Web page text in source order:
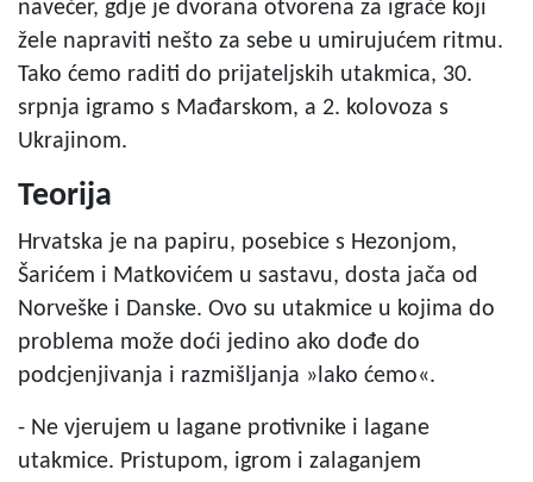
navečer, gdje je dvorana otvorena za igrače koji
žele napraviti nešto za sebe u umirujućem ritmu.
Tako ćemo raditi do prijateljskih utakmica, 30.
srpnja igramo s Mađarskom, a 2. kolovoza s
Ukrajinom.
Teorija
Hrvatska je na papiru, posebice s Hezonjom,
Šarićem i Matkovićem u sastavu, dosta jača od
Norveške i Danske. Ovo su utakmice u kojima do
problema može doći jedino ako dođe do
podcjenjivanja i razmišljanja »lako ćemo«.
- Ne vjerujem u lagane protivnike i lagane
utakmice. Pristupom, igrom i zalaganjem